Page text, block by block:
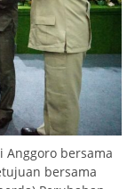
Anggoro bersama
bersama